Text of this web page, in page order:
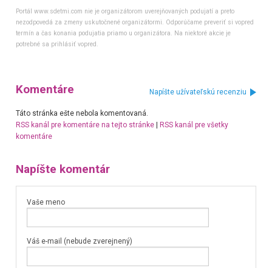
Portál www.sdetmi.com nie je organizátorom uverejňovaných podujatí a preto
nezodpovedá za zmeny uskutočnené organizátormi. Odporúčame preveriť si vopred
termín a čas konania podujatia priamo u organizátora. Na niektoré akcie je
potrebné sa prihlásiť vopred.
Komentáre Napíšte užívateľskú recenziu
Táto stránka ešte nebola komentovaná.
RSS kanál pre komentáre na tejto stránke| RSS kanál pre všetky
komentáre
Napíšte komentár
Vaše meno
Váš e-mail (nebude zverejnený)